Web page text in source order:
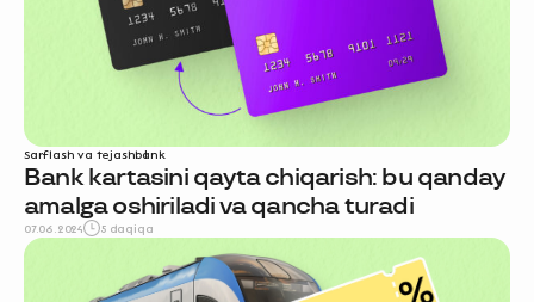
Sarflash va tejashbank
Bank kartasini qayta chiqarish: bu qanday
amalga oshiriladi va qancha turadi
07.06.2024 5 daqiqa